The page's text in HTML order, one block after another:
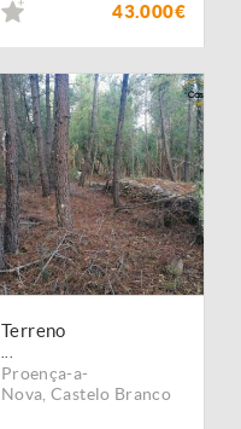
43.000€
Terreno
Proença-a-
Nova ,Castelo Branco